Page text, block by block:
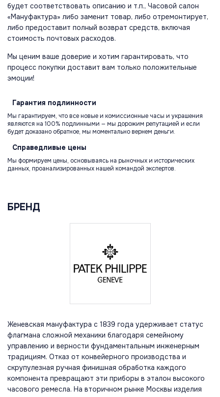
будет соответствовать описанию и т.п., Часовой салон
«Мануфактура» либо заменит товар, либо отремонтирует,
либо предоставит полный возврат средств, включая
стоимость почтовых расходов.
Мы ценим ваше доверие и хотим гарантировать, что
процесс покупки доставит вам только положительные
эмоции!
Гарантия подлинности
Мы гарантируем, что все новые и комиссионные часы и украшения
являются на 100% подлинными — мы дорожим репутацией и если
будет доказано обратное, мы моментально вернем деньги.
Справедливые цены
Мы формируем цены, основываясь на рыночных и исторических
данных, проанализированных нашей командой экспертов.
БРЕНД
Женевская мануфактура с 1839 года удерживает статус
флагмана сложной механики благодаря семейному
управлению и верности фундаментальным инженерным
традициям. Отказ от конвейерного производства и
скрупулезная ручная финишная обработка каждого
компонента превращают эти приборы в эталон высокого
часового ремесла. На вторичном рынке Москвы изделия